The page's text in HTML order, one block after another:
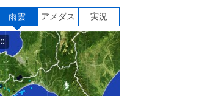
雨雲 アメダス 実況